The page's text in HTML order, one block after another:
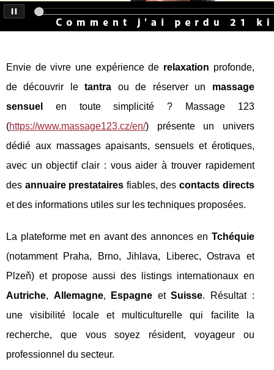
Envie de vivre une expérience de relaxation profonde,
de découvrir letantra ou de réserver un massage
sensuel
en toute simplicité ? Massage 123
(https://www.massage123.cz/en/) présente un univers
dédié aux massages apaisants, sensuels et érotiques,
avec un objectif clair : vous aider à trouver rapidement
des annuaire prestataires fiables, descontacts directs
et des informations utiles sur les techniques proposées.
La plateforme met en avant des annonces en Tchéquie
(notamment Praha, Brno, Jihlava, Liberec, Ostrava et
Plzeň) et propose aussi des listings internationaux en
Autriche, Allemagne, Espagne etSuisse. Résultat :
une visibilité locale et multiculturelle qui facilite la
recherche, que vous soyez résident, voyageur ou
professionnel du secteur.